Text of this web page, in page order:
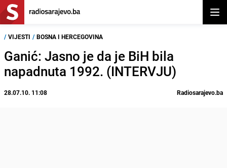
/ VIJESTI / BOSNA I HERCEGOVINA
Ganić: Jasno je da je BiH bila
napadnuta 1992. (INTERVJU)
28.07.10. 11:08 Radiosarajevo.ba